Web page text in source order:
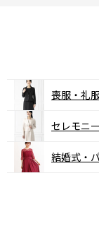
喪服・礼
セレモニ
結婚式・